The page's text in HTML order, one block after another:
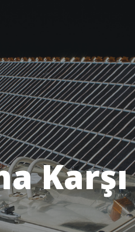
Karşı